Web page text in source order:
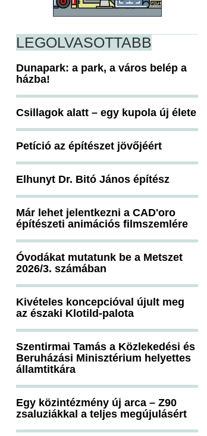
LEGOLVASOTTABB
Dunapark: a park, a város belép a
házba!
Csillagok alatt – egy kupola új élete
Petíció az építészet jövőjéért
Elhunyt Dr. Bitó János építész
Már lehet jelentkezni a CAD'oro
építészeti animációs filmszemlére
Óvodákat mutatunk be a Metszet
2026/3. számában
Kivételes koncepcióval újult meg
az északi Klotild-palota
Szentirmai Tamás a Közlekedési és
Beruházási Minisztérium helyettes
államtitkára
Egy közintézmény új arca – Z90
zsaluziákkal a teljes megújulásért